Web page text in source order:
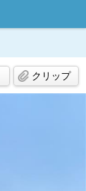
クリップ